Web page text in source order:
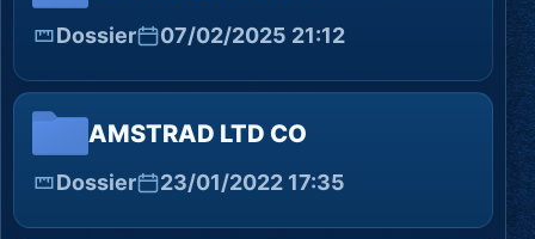
Dossier 07/02/2025 21:12
AMSTRAD LTD CO
Dossier 23/01/2022 17:35